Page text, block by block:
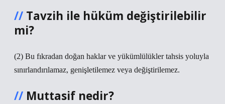
Tavzih ile hüküm değiştirilebilir
mi?
(2) Bu fıkradan doğan haklar ve yükümlülükler tahsis yoluyla
sınırlandırılamaz, genişletilemez veya değiştirilemez.
Muttasif nedir?